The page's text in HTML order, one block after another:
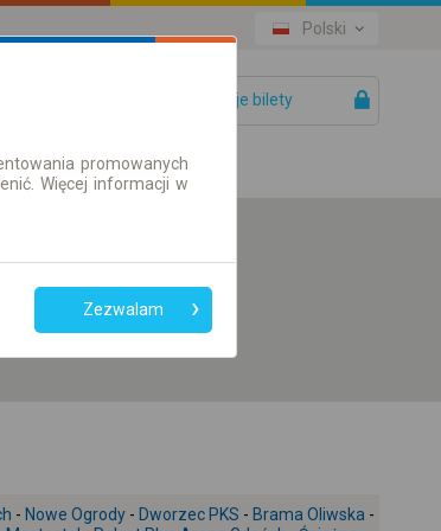
Polski
Twoje bilety
przesiadek
Tylko bilet online
- Nowe Ogrody - Dworzec PKS - Brama Oliwska -
promowanych
Więcej informacji w
Zezwalam